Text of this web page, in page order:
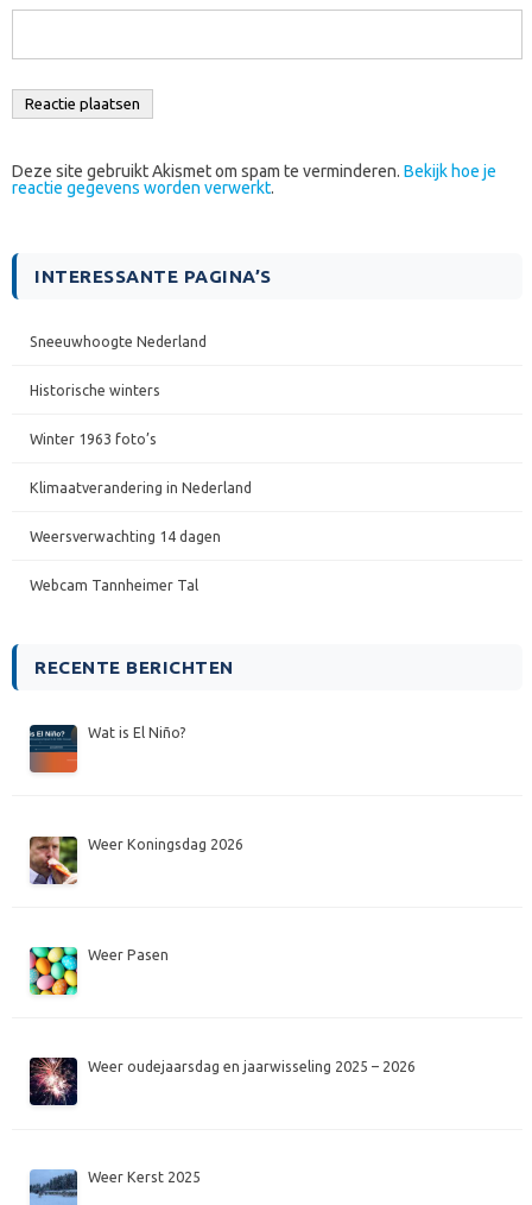
Deze site gebruikt Akismet om spam te verminderen. Bekijk hoe je
reactie gegevens worden verwerkt.
INTERESSANTE PAGINA’S
Sneeuwhoogte Nederland
Historische winters
Winter 1963 foto’s
Klimaatverandering in Nederland
Weersverwachting 14 dagen
Webcam Tannheimer Tal
RECENTE BERICHTEN
Wat is El Niño?
Weer Koningsdag 2026
Weer Pasen
Weer oudejaarsdag en jaarwisseling 2025 – 2026
Weer Kerst 2025